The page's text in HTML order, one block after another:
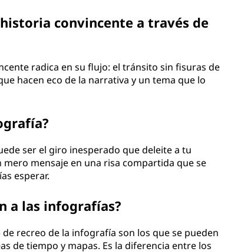
convincente a través de
radica en su flujo: el tránsito sin fisuras de
hacen eco de la narrativa y un tema que lo
ser el giro inesperado que deleite a tu
mensaje en una risa compartida que se
esperar.
a las infografías?
recreo de la infografía son los que se pueden
de tiempo y mapas. Es la diferencia entre los